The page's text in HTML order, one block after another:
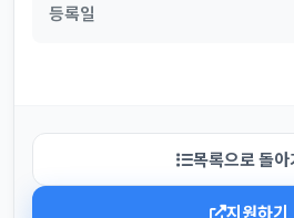
등록일
목록으로 돌아
지원하기